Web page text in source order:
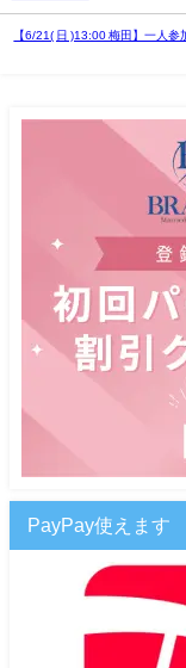
【6/21( 日 )13:00 梅田】一人
PayPay使えます